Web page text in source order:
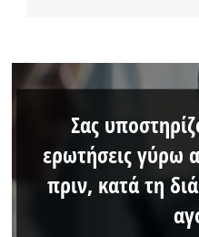
Σας
ερωτήσεις γύρω
πριν, κατά τη